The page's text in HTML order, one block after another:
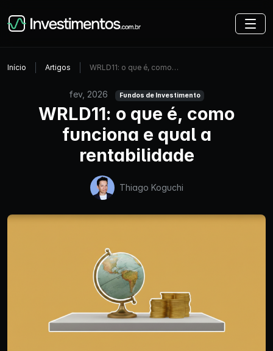
Início Artigos WRLD11: o que é, como…
fev, 2026 Fundos de Investimento
WRLD11: o que é, como
funciona e qual a
rentabilidade
Thiago Koguchi